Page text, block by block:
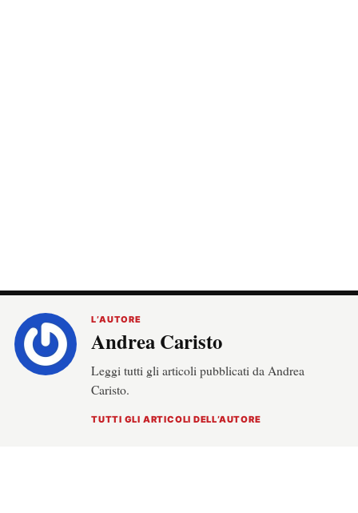
L’AUTORE
Andrea Caristo
Leggi tutti gli articoli pubblicati da Andrea
Caristo.
TUTTI GLI ARTICOLI DELL’AUTORE